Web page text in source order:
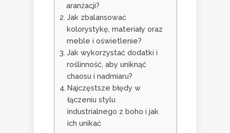
aranżacji?
Jak zbalansować
kolorystykę, materiały oraz
meble i oświetlenie?
Jak wykorzystać dodatki i
roślinność, aby uniknąć
chaosu i nadmiaru?
Najczęstsze błędy w
łączeniu stylu
industrialnego z boho i jak
ich unikać